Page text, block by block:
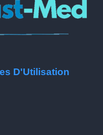
D'Utilisation